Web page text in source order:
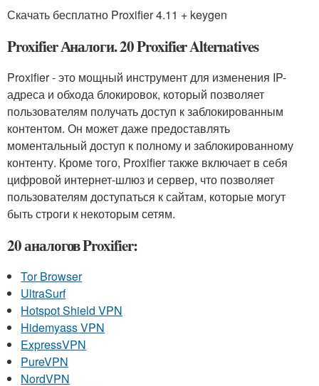
Скачать бесплатно Proxifier 4.11 + keygen
Proxifier Аналоги. 20 Proxifier Alternatives
Proxifier - это мощный инструмент для изменения IP-
адреса и обхода блокировок, который позволяет
пользователям получать доступ к заблокированным
контентом. Он может даже предоставлять
моментальный доступ к полному и заблокированному
контенту. Кроме того, Proxifier также включает в себя
цифровой интернет-шлюз и сервер, что позволяет
пользователям доступаться к сайтам, которые могут
быть строги к некоторым сетям.
20 аналогов Proxifier:
Tor Browser
UltraSurf
Hotspot Shield VPN
Hidemyass VPN
ExpressVPN
PureVPN
NordVPN